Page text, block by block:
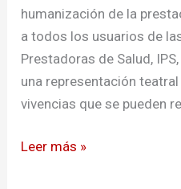
humanización de la
a todos los usuarios de
Prestadoras de Salud,
una representación
vivencias que se pueden
Leer más »